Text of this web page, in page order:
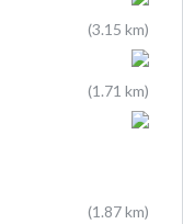
(3.15 km)
(1.71 km)
(1.87 km)